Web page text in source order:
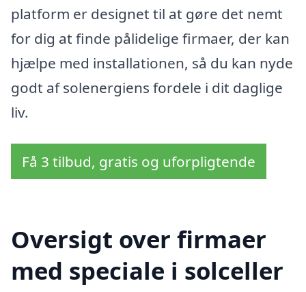
platform er designet til at gøre det nemt
for dig at finde pålidelige firmaer, der kan
hjælpe med installationen, så du kan nyde
godt af solenergiens fordele i dit daglige
liv.
Få 3 tilbud, gratis og uforpligtende
Oversigt over firmaer
med speciale i solceller